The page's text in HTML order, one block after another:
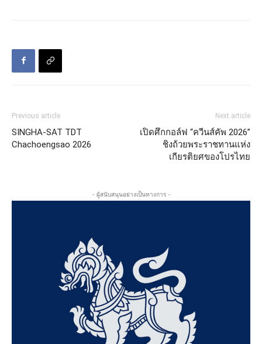
Previous article
SINGHA-SAT TDT
Chachoengsao 2026
Next article
เปิดศึกกอล์ฟ “ควีนส์คัพ 2026”
ชิงถ้วยพระราชทานแห่ง
เกียรติยศของโปรไทย
- ผู้สนับสนุนอย่างเป็นทางการ -